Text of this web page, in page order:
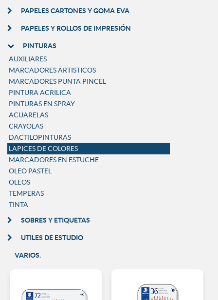
PAPELES CARTONES Y GOMA EVA
PAPELES Y ROLLOS DE IMPRESIÓN
PINTURAS
AUXILIARES
MARCADORES ARTISTICOS
MARCADORES PUNTA PINCEL
PINTURA ACRILICA
PINTURAS EN SPRAY
ACUARELAS
CRAYOLAS
DACTILOPINTURAS
LAPICES DE COLORES
MARCADORES EN ESTUCHE
OLEO PASTEL
OLEOS
TEMPERAS
TINTA
SOBRES Y ETIQUETAS
UTILES DE ESTUDIO
VARIOS.